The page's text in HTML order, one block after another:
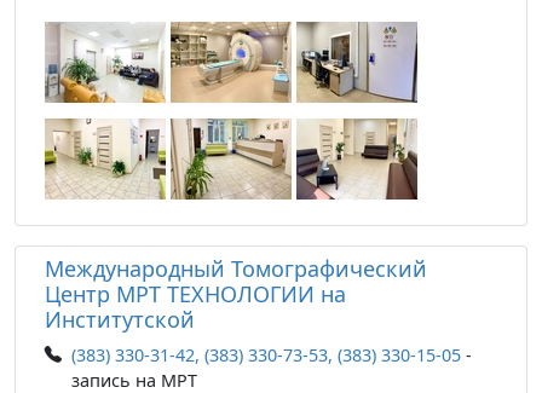
Международный Томографический
Центр МРТ ТЕХНОЛОГИИ на
Институтской
(383) 330-31-42, (383) 330-73-53, (383) 330-15-05 -
запись на МРТ